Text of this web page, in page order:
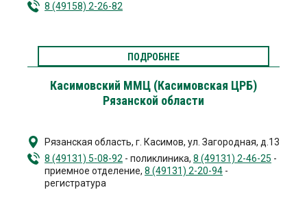
8 (49158) 2-26-82
ПОДРОБНЕЕ
Касимовский ММЦ (Касимовская ЦРБ)
Рязанской области
Рязанская область, г. Касимов, ул. Загородная, д.13
8 (49131) 5-08-92 - поликлиника, 8 (49131) 2-46-25 -
приемное отделение, 8 (49131) 2-20-94 -
регистратура